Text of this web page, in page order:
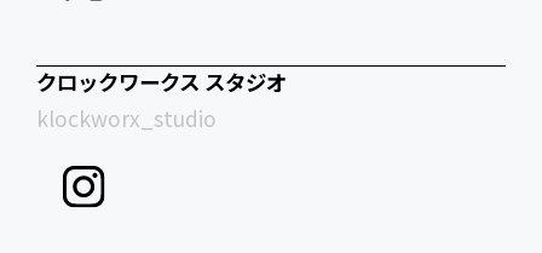
クロックワークス スタジオ
klockworx_studio